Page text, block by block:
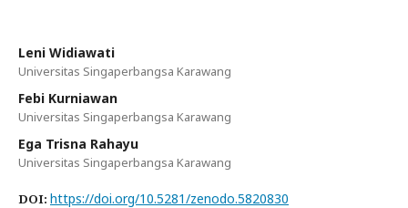
Leni Widiawati
Universitas Singaperbangsa Karawang
Febi Kurniawan
Universitas Singaperbangsa Karawang
Ega Trisna Rahayu
Universitas Singaperbangsa Karawang
DOI: https://doi.org/10.5281/zenodo.5820830